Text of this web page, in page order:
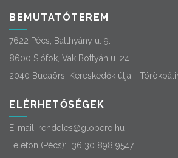
BEMUTATÓTEREM
7622 Pécs, Batthyány u. 9.
8600 Siófok, Vak Bottyán u. 24.
2040 Budaörs, Kereskedők útja -
ELÉRHETŐSÉGEK
E-mail: rendeles@globero.hu
Telefon (Pécs): +36 30 898 9547